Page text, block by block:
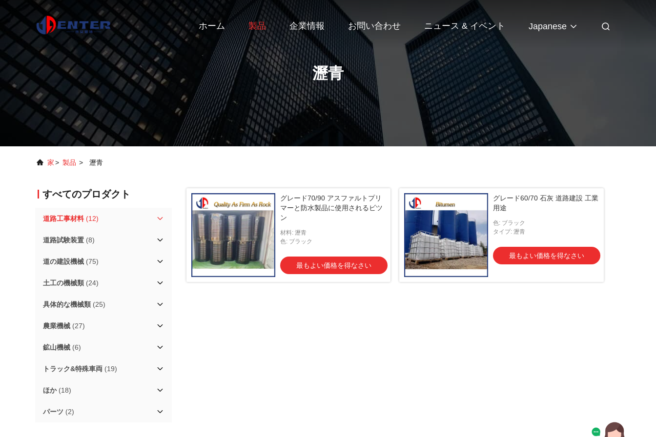
ホーム 製品 企業情報 お問い合わせ ニュース & イベント Japanese
瀝青
家> 製品 > 瀝青
すべてのプロダクト
道路工事材料 (12)
道路試験装置 (8)
道の建設機械 (75)
土工の機械類 (24)
具体的な機械類 (25)
農業機械 (27)
鉱山機械 (6)
トラック&特殊車両 (19)
ほか(18)
パーツ (2)
グレード70/90 アスファルトプリ
マーと防水製品に使用されるビツ
ン
材料: 瀝青
色: ブラック
最もよい価格を得なさい
グレード60/70 石灰 道路建設 工業
用途
色: ブラック
タイプ: 瀝青
最もよい価格を得なさい